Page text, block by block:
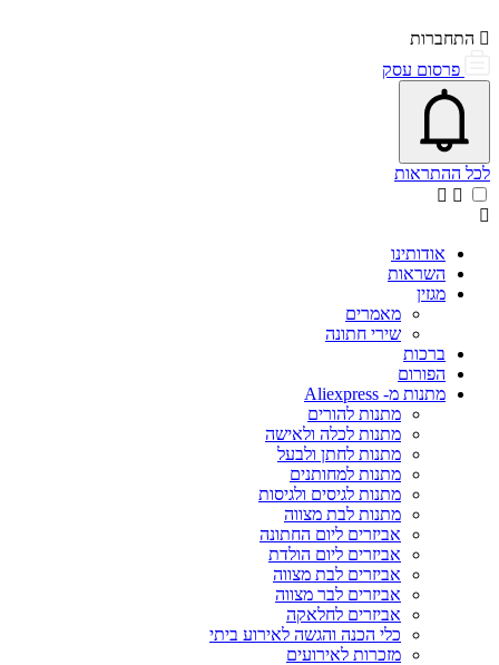
התחברות
פרסום עסק
פתיחת\סגירת מרכז התראות
אייקון פעמון
לכל ההתראות
אודותינו
השראות
מגזין
מאמרים
שירי חתונה
ברכות
הפורום
מתנות מ- Aliexpress
מתנות להורים
מתנות לכלה ולאישה
מתנות לחתן ולבעל
מתנות למחותנים
מתנות לגיסים ולגיסות
מתנות לבת מצווה
אביזרים ליום החתונה
אביזרים ליום הולדת
אביזרים לבת מצווה
אביזרים לבר מצווה
אביזרים לחלאקה
כלי הכנה והגשה לאירוע ביתי
מזכרות לאירועים